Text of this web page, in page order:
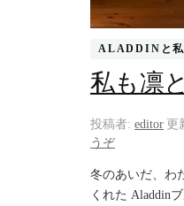
ALADDINと私
私も凛
投稿者: editor 更
うぞ(私
凛
と
冬のあいだ、わ
くれた Aladdin